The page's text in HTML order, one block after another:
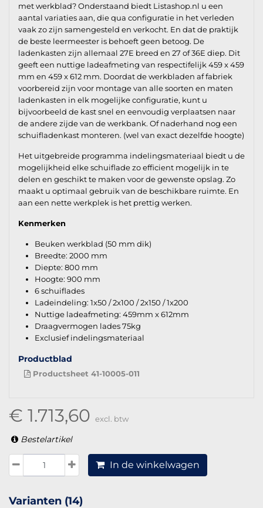
met werkblad? Onderstaand biedt Listashop.nl u een
aantal variaties aan, die qua configuratie in het verleden
vaak zo zijn samengesteld en verkocht. En dat de praktijk
de beste leermeester is behoeft geen betoog. De
ladenkasten zijn allemaal 27E breed en 27 of 36E diep. Dit
geeft een nuttige ladeafmeting van respectifelijk 459 x 459
mm en 459 x 612 mm. Doordat de werkbladen af fabriek
voorbereid zijn voor montage van alle soorten en maten
ladenkasten in elk mogelijke configuratie, kunt u
bijvoorbeeld de kast snel en eenvoudig verplaatsen naar
de andere zijde van de werkbank. Of naderhand nog een
schuifladenkast monteren. (wel van exact dezelfde hoogte)
Het uitgebreide programma indelingsmateriaal biedt u de
mogelijkheid elke schuiflade zo efficient mogelijk in te
delen en geschikt te maken voor de gewenste opslag. Zo
maakt u optimaal gebruik van de beschikbare ruimte. En
aan een nette werkplek is het prettig werken.
Kenmerken
Beuken werkblad (50 mm dik)
Breedte: 2000 mm
Diepte: 800 mm
Hoogte: 900 mm
6 schuiflades
Ladeindeling: 1x50 / 2x100 / 2x150 / 1x200
Nuttige ladeafmeting: 459mm x 612mm
Draagvermogen lades 75kg
Exclusief indelingsmateriaal
Productblad
Productsheet 41-10005-011
€ 1.713,60 excl. btw
Bestelartikel
In de winkelwagen
Varianten (14)